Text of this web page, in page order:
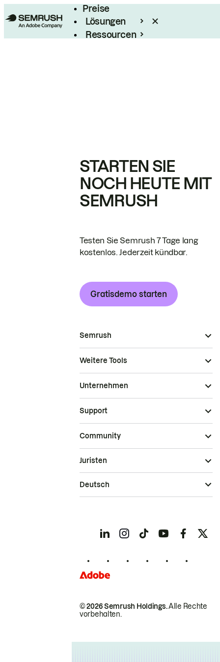
Preise
Lösungen
Ressourcen
STARTEN SIE
NOCH HEUTE MIT
SEMRUSH
Testen Sie Semrush 7 Tage lang
kostenlos. Jederzeit kündbar.
Gratisdemo starten
Semrush
Weitere Tools
Unternehmen
Support
Community
© 2026 Semrush Holdings.Alle Rechte
vorbehalten.
Juristen
Deutsch